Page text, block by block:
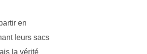
en
leurs sacs
la vérité